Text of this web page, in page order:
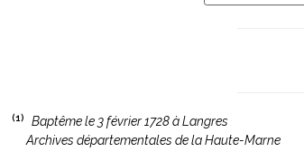
(1)
Baptême le 3 février 1728 à Langres
Archives départementales de la Haute-Marne